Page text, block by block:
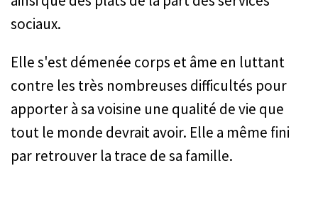
sociaux.
Elle s'est démenée corps et âme en luttant
contre les très nombreuses difficultés pour
apporter à sa voisine une qualité de vie que
tout le monde devrait avoir. Elle a même fini
par retrouver la trace de sa famille.